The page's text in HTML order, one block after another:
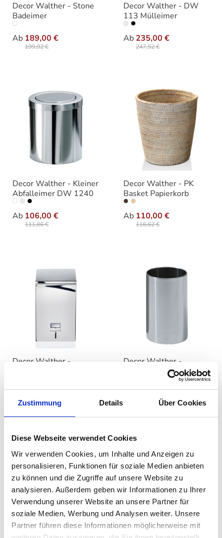
Zustimmung Details Über Cookies
Diese Webseite verwendet Cookies
Wir verwenden Cookies, um Inhalte und Anzeigen zu
personalisieren, Funktionen für soziale Medien anbieten
zu können und die Zugriffe auf unsere Website zu
analysieren. Außerdem geben wir Informationen zu Ihrer
Verwendung unserer Website an unsere Partner für
soziale Medien, Werbung und Analysen weiter. Unsere
Partner führen diese Informationen möglicherweise mit
Decor Walther - Stone
Badeimer
Ab 189,00 €
199,92 €
Ausführung
Decor Walther - DW
113 Mülleimer
Ab 235,00 €
247,52 €
Ausführung
Decor Walther - Kleiner
Abfalleimer DW 1240
Ab 106,00 €
111,86 €
Variante
Decor Walther - PK
Basket Papierkorb
Ab 110,00 €
116,62 €
Ausführung
Decor Walther -
Ab 243,00 €
Variante
Decor Walther -
Papierkorb DW 104 /
68,00 €
Variante